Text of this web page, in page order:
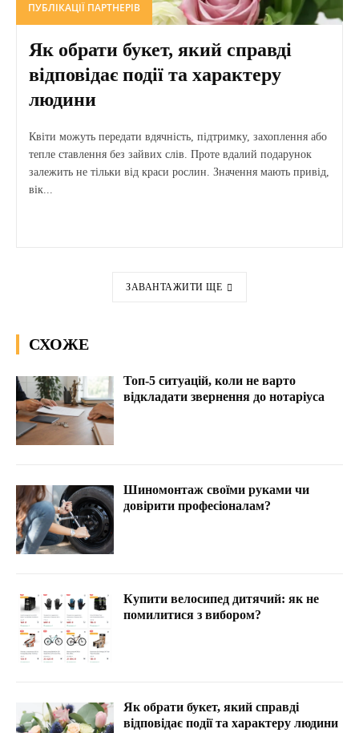
ПУБЛІКАЦІЇ ПАРТНЕРІВ
Як обрати букет, який справді
відповідає події та характеру
людини
Квіти можуть передати вдячність, підтримку, захоплення або
тепле ставлення без зайвих слів. Проте вдалий подарунок
залежить не тільки від краси рослин. Значення мають привід,
вік...
ЗАВАНТАЖИТИ ЩЕ
СХОЖЕ
Топ-5 ситуацій, коли не варто
відкладати звернення до нотаріуса
Шиномонтаж своїми руками чи
довірити професіоналам?
Купити велосипед дитячий: як не
помилитися з вибором?
Як обрати букет, який справді
відповідає події та характеру людини